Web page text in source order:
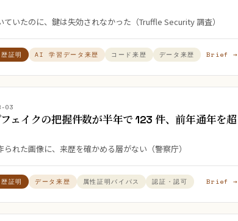
ていたのに、鍵は失効されなかった（Truffle Security 調査）
証明 AI 学習データ来歴 コード来歴 データ来歴 Brief →
03
ェイクの把握件数が半年で 123 件、前年通年を超
れた画像に、来歴を確かめる層がない（警察庁）
証明 データ来歴 属性証明バイパス 認証・認可 Brief →